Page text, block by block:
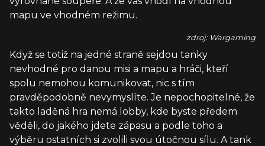
mapu ve vhodném režimu.
zdroj: Wargaming
Když se totiž na jedné straně sejdou tanky
nevhodné pro danou misi a mapu a hráči, kteří
spolu nemohou komunikovat, nic s tím
pravděpodobně nevymyslíte. Je nepochopitelné, že
takto laděná hra nemá lobby, kde byste předem
věděli, do jakého jdete zápasu a podle toho a
výběru ostatních si zvolili svou útočnou sílu. A tank